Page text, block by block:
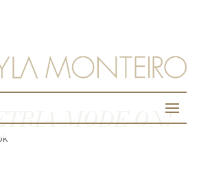
MODE ON!